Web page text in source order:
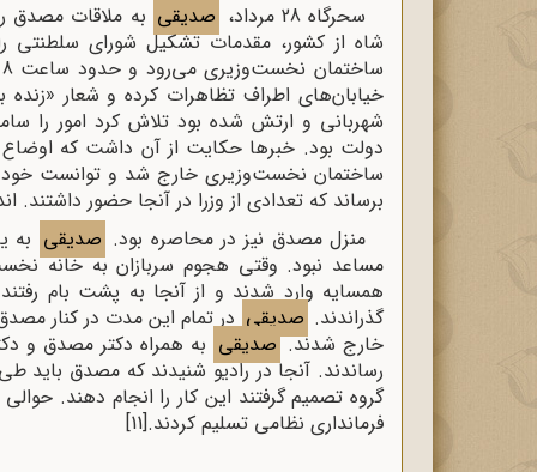
سحرگاه 28 مرداد،
صدیقی به ملاقات مصدق
شاه از کشور، مقدمات تشکیل شورای سلطنتی
خیابان‌های اطراف تظاهرات کرده و شعار
شهربانی و ارتش شده بود تلاش کرد امور را
دولت بود. خبرها حکایت از آن داشت که
ساختمان نخست‌وزیری خارج شد و توانست خود
برساند که تعدادی از وزرا در آنجا حضور داشتند.
منزل مصدق نیز در محاصره بود. صدیقی به
مساعد نبود. وقتی هجوم سربازان به خانه
همسایه وارد شدند و از آنجا به پشت بام
گذراندند. صدیقی
خارج شدند.صدیقی به همراه دکتر مصدق و
گروه تصمیم گرفتند این کار را انجام دهند. حوالی ساعت 17 روز
فرمانداری نظامی تسلیم کردند.[11]